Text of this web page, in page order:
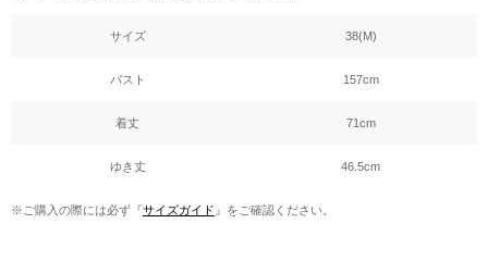
サイズ 38(M)
バスト 157cm
着丈 71cm
ゆき丈 46.5cm
※ご購入の際には必ず『サイズガイド 』をご確認ください。